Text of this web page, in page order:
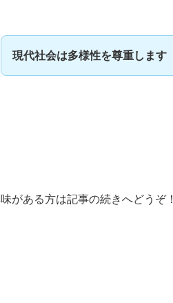
現代社会は多様性を尊重します
がある方は記事の続きへどうぞ！